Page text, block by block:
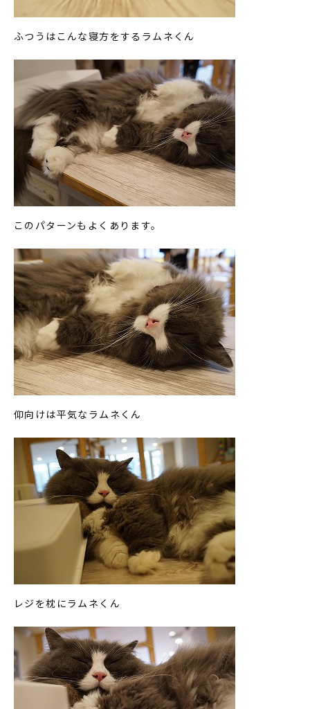
ふつうはこんな寝方をするラムネくん
このパターンもよくあります。
仰向けは平気なラムネくん
レジを枕にラムネくん